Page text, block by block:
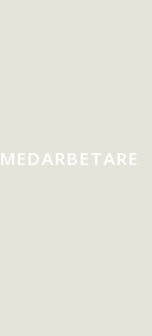
MEDARBETARE